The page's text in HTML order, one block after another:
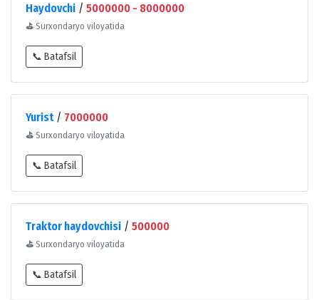
Haydovchi / 5000000 - 8000000
⛳ Surxondaryo viloyatida
📞 Batafsil
Yurist/ 7000000
⛳ Surxondaryo viloyatida
📞 Batafsil
Traktor haydovchisi / 500000
⛳ Surxondaryo viloyatida
📞 Batafsil